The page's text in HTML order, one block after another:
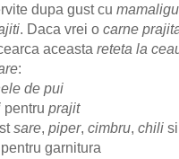
dupa gust cu
. Daca vrei o carne
aceasta reteta la
:
de pui
pentru prajit
sare, piper, cimbru, chili si
garnitura